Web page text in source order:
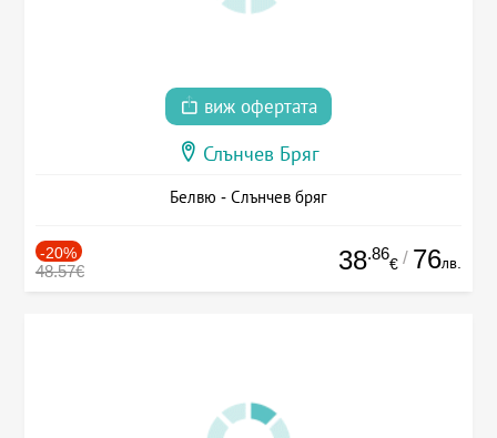
виж офертата
Слънчев Бряг
Белвю - Слънчев бряг
-20%
48.57€ 38.86
€ / 76лв.